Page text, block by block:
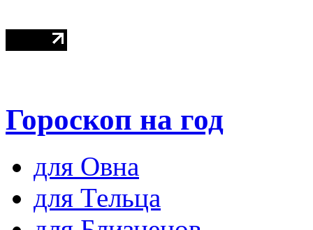
Гороскоп на год
для Овна
для Тельца